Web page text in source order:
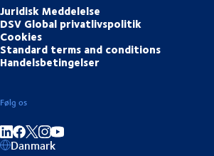
Juridisk Meddelelse
DSV Global privatlivspolitik
Cookies
Standard terms and conditions
Handelsbetingelser
Følg os
Del på LinkedIn
Del på Facebook
Del på Instagram
Del på Youtube
Danmark